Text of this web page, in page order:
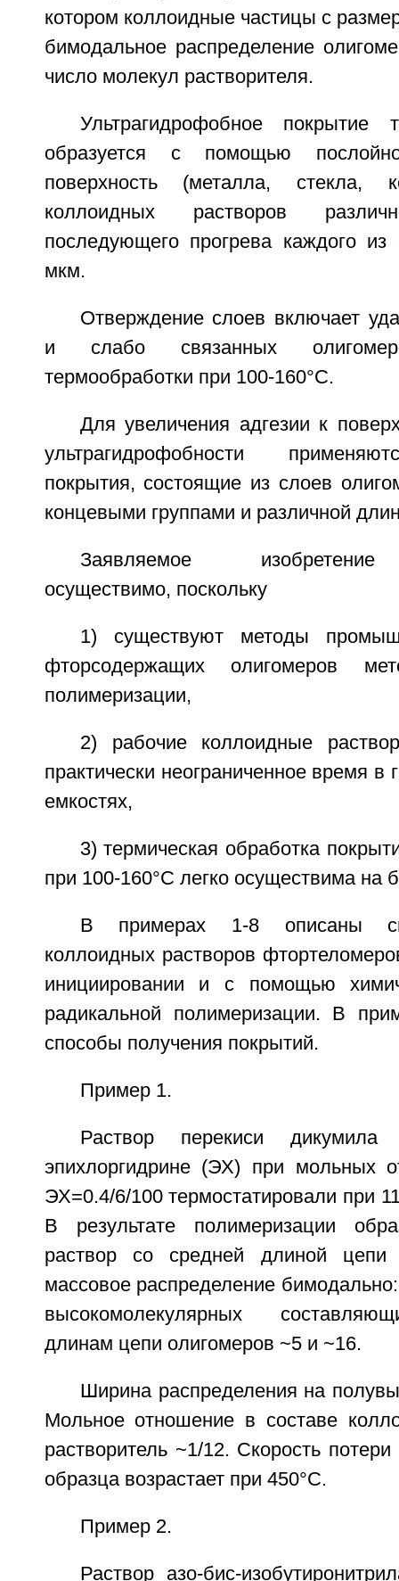
котором коллоидные частицы с
бимодальное распределение
число молекул растворителя.
Ультрагидрофобное
образуется с помощью
поверхность (металла, стекла,
коллоидных растворов
последующего прогрева каждого
мкм.
Отверждение слоев включает
и слабо связанных
термообработки при 100-160°С.
Для увеличения адгезии к
ультрагидрофобности
покрытия, состоящие из слоев
концевыми группами и различной
Заявляемое изобретение
осуществимо, поскольку
1) существуют методы
фторсодержащих олигомеров
полимеризации,
2) рабочие коллоидные
практически неограниченное время в
емкостях,
3) термическая обработка
при 100-160°C легко осуществима на
В примерах 1-8 описаны
коллоидных растворов
инициировании и с помощью
радикальной полимеризации. В
способы получения покрытий.
Пример 1.
Раствор перекиси
эпихлоргидрине (ЭХ) при мольных
ЭХ=0.4/6/100 термостатировали при
В результате полимеризации
раствор со средней длиной цепи
массовое распределение
высокомолекулярных
длинам цепи олигомеров ~5 и ~16.
Ширина распределения на
Мольное отношение в составе
растворитель ~1/12. Скорость
образца возрастает при 450°C.
Пример 2.
Раствор азо-бис-